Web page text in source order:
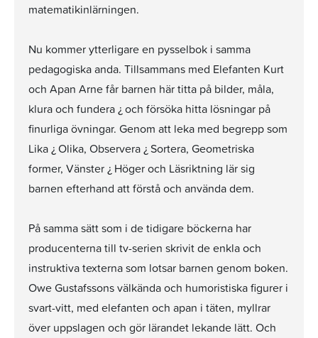
matematikinlärningen.
Nu kommer ytterligare en pysselbok i samma
pedagogiska anda. Tillsammans med Elefanten Kurt
och Apan Arne får barnen här titta på bilder, måla,
klura och fundera ¿ och försöka hitta lösningar på
finurliga övningar. Genom att leka med begrepp som
Lika ¿ Olika, Observera ¿ Sortera, Geometriska
former, Vänster ¿ Höger och Läsriktning lär sig
barnen efterhand att förstå och använda dem.
På samma sätt som i de tidigare böckerna har
producenterna till tv-serien skrivit de enkla och
instruktiva texterna som lotsar barnen genom boken.
Owe Gustafssons välkända och humoristiska figurer i
svart-vitt, med elefanten och apan i täten, myllrar
över uppslagen och gör lärandet lekande lätt. Och